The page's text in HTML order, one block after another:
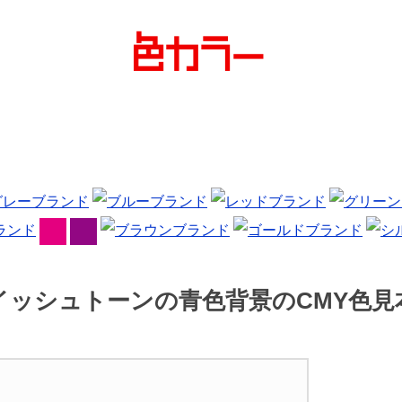
ッシュトーンの青色背景のCMY色見